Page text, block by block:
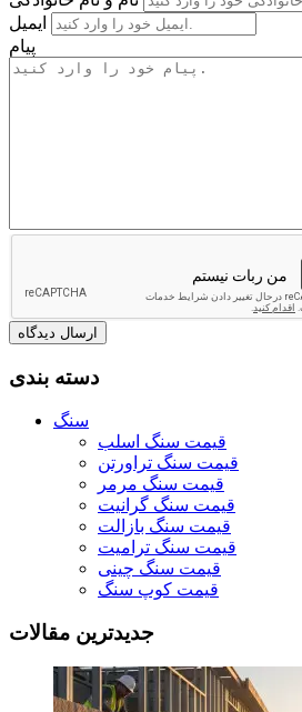
ایمیل
پیام
دسته بندی
سنگ
قیمت سنگ اسلب
قیمت سنگ تراورتن
قیمت سنگ مرمر
قیمت سنگ گرانیت
قیمت سنگ بازالت
قیمت سنگ ترامیت
قیمت سنگ چینی
قیمت کوپ سنگ
جدیدترین مقالات